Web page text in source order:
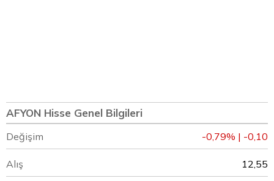
AFYON Hisse Genel Bilgileri
Değişim -0,79% | -0,10
Alış 12,55